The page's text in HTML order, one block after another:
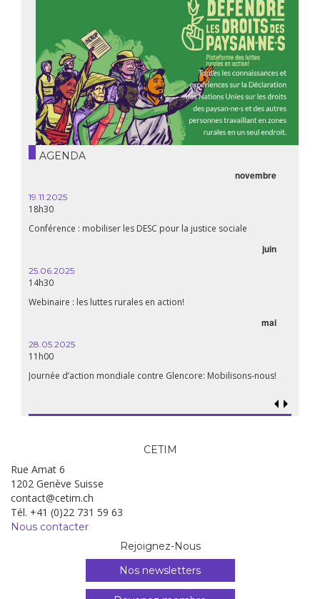
AGENDA
novembre
19.11.2025
18h30
Conférence : mobiliser les DESC pour la justice sociale
juin
25.06.2025
14h30
Webinaire : les luttes rurales en action!
mai
28.05.2025
11h00
Journée d’action mondiale contre Glencore: Mobilisons-nous!
CETIM
Rue Amat 6
1202 Genève Suisse
contact@cetim.ch
Tél. +41 (0)22 731 59 63
Nous contacter
Rejoignez-Nous
Nos newsletters